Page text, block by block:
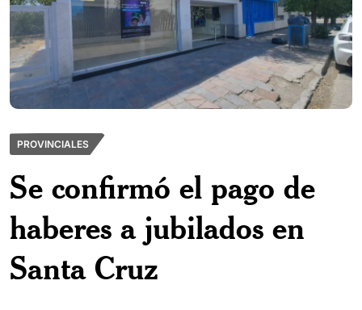
PROVINCIALES
Se confirmó el pago de
haberes a jubilados en
Santa Cruz